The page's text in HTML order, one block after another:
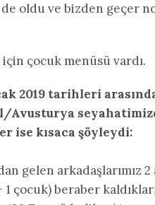
oldu ve bizden geçer
çocuk menüsü vardı.
2019 tarihleri
Avusturya
ise kısaca şöyleydi:
gelen arkadaşlarımız 2
çocuk) beraber